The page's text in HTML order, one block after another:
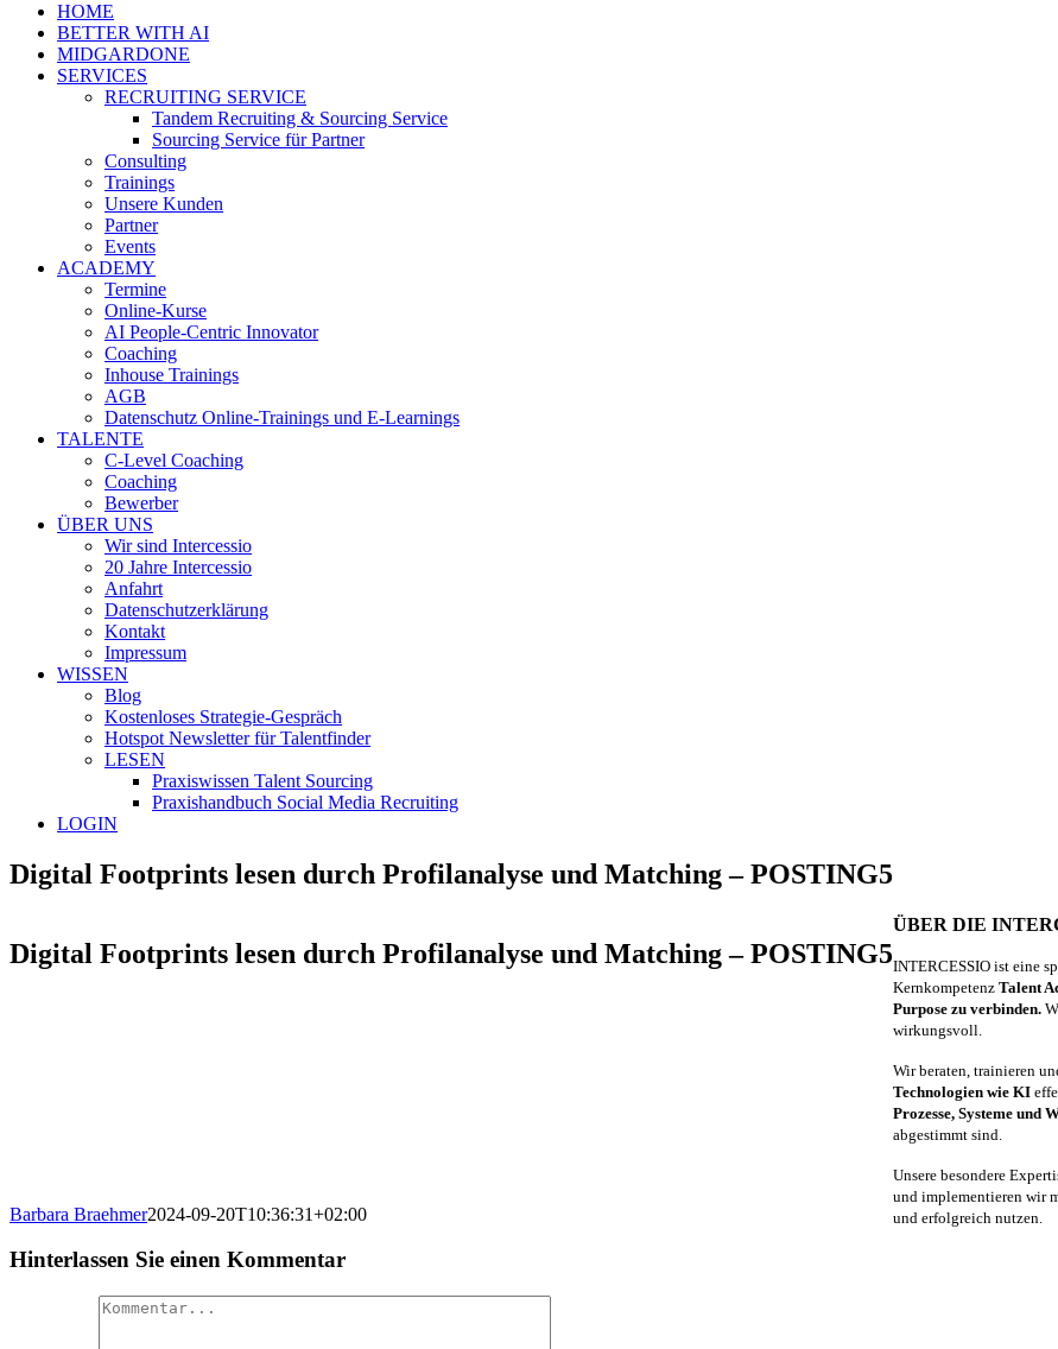
HOME
BETTER WITH AI
MIDGARDONE
SERVICES
RECRUITING SERVICE
Tandem Recruiting & Sourcing Service
Sourcing Service für Partner
Consulting
Trainings
Unsere Kunden
Partner
Events
ACADEMY
Termine
Online-Kurse
AI People-Centric Innovator
Coaching
Inhouse Trainings
AGB
Datenschutz Online-Trainings und E-Learnings
TALENTE
C-Level Coaching
Coaching
Bewerber
ÜBER UNS
Wir sind Intercessio
20 Jahre Intercessio
Anfahrt
Datenschutzerklärung
Kontakt
Impressum
WISSEN
Blog
Kostenloses Strategie-Gespräch
Hotspot Newsletter für Talentfinder
LESEN
Praxiswissen Talent Sourcing
Praxishandbuch Social Media Recruiting
LOGIN
Digital Footprints lesen durch Profilanalyse und Matching – POSTING5
Digital Footprints lesen durch Profilanalyse und Matching – POSTING5
Barbara Braehmer2024-09-20T10:36:31+02:00
Hinterlassen Sie einen Kommentar
ÜBER DIE
INTERCESSIO ist eine
Kernkompetenz Talent
Purpose zu verbinden.
wirkungsvoll.
Wir beraten, trainieren
Technologien wie KI
Prozesse, Systeme und
abgestimmt sind.
Unsere besondere
und implementieren wir
und erfolgreich nutzen.